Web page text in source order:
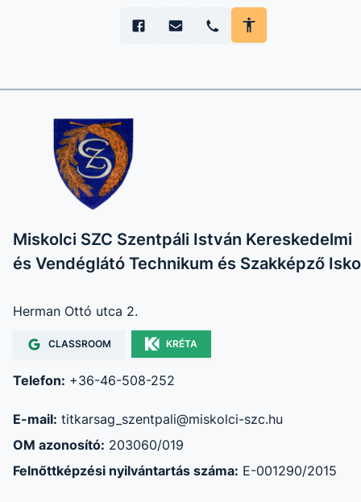
Miskolci SZC Szentpáli István Kereskedelmi
és Vendéglátó Technikum és Szakképző
Herman Ottó utca 2.
CLASSROOM KRÉTA
Telefon: +36-46-508-252
E-mail: titkarsag_szentpali@miskolci-szc.hu
OM azonosító: 203060/019
Felnőttképzési nyilvántartás száma: E-001290/2015